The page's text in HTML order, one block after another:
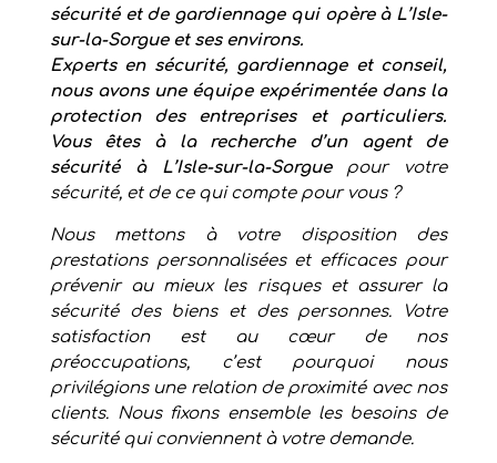
sécurité et de gardiennage qui opère à L’Isle-
sur-la-Sorgueet ses environs.
Experts en sécurité, gardiennage et conseil,
nous avons une équipe expérimentée dans la
protection des entreprises et particuliers.
Vous êtes à la recherche d’un agent de
sécurité à
L’Isle-sur-la-Sorguepour votre
sécurité, et de ce qui compte pour vous ?
Nous mettons à votre disposition des
prestations personnalisées et efficaces pour
prévenir au mieux les risques et assurer la
sécurité des biens et des personnes. Votre
satisfaction est au cœur de nos
préoccupations, c’est pourquoi nous
privilégions une relation de proximité avec nos
clients. Nous fixons ensemble les besoins de
sécurité qui conviennent à votre demande.